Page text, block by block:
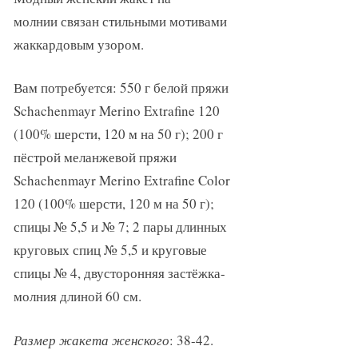
молнии связан стильными мотивами
жаккардовым узором.
Вам потребуется: 550 г белой пряжи
Schachenmayr Merino Extrafine 120
(100% шерсти, 120 м на 50 г); 200 г
пёстрой меланжевой пряжи
Schachenmayr Merino Extrafine Color
120 (100% шерсти, 120 м на 50 г);
спицы № 5,5 и № 7; 2 пары длинных
круговых спиц № 5,5 и круговые
спицы № 4, двусторонняя застёжка-
молния длиной 60 см.
Размер жакета женского: 38-42.